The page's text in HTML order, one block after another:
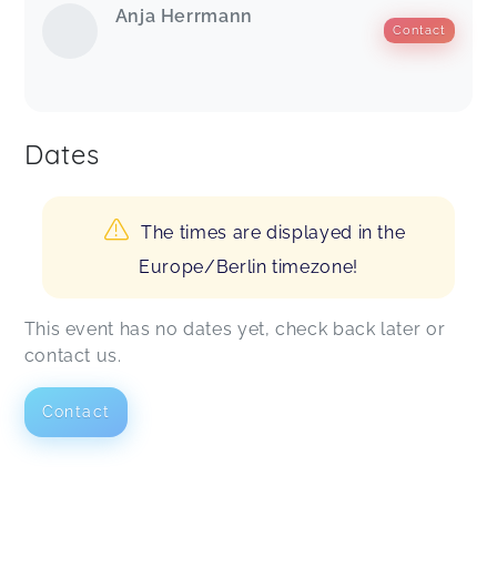
Anja Herrmann
Contact
Dates
The times are displayed in the
Europe/Berlin timezone!
This event has no dates yet, check back later or
contact us.
Contact